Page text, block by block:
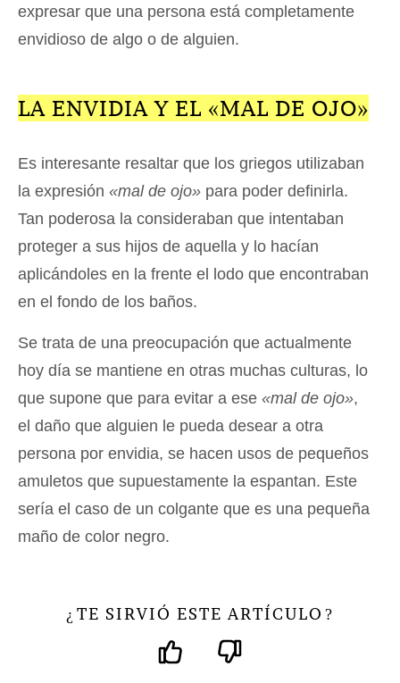
expresar que una persona está completamente
envidioso de algo o de alguien.
LA ENVIDIA Y EL «MAL DE OJO»
Es interesante resaltar que los griegos utilizaban
la expresión «mal de ojo» para poder definirla.
Tan poderosa la consideraban que intentaban
proteger a sus hijos de aquella y lo hacían
aplicándoles en la frente el lodo que encontraban
en el fondo de los baños.
Se trata de una preocupación que actualmente
hoy día se mantiene en otras muchas culturas, lo
que supone que para evitar a ese «mal de ojo»,
el daño que alguien le pueda desear a otra
persona por envidia, se hacen usos de pequeños
amuletos que supuestamente la espantan. Este
sería el caso de un colgante que es una pequeña
maño de color negro.
¿ TE SIRVIÓ ESTE ARTÍCULO ?